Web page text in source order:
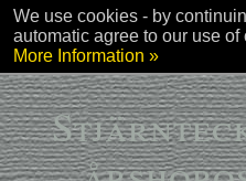
Page
We use cookies - by
automatic agree to our use of
More Information »